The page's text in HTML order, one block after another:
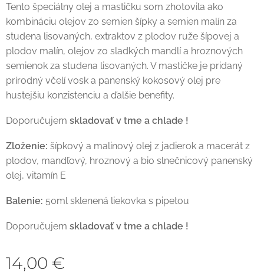
Tento špeciálny olej a mastičku som zhotovila ako
kombináciu olejov zo semien šípky a semien malín za
studena lisovaných, extraktov z plodov ruže šípovej a
plodov malín, olejov zo sladkých mandlí a hroznových
semienok za studena lisovaných. V mastičke je pridaný
prírodný včelí vosk a panenský kokosový olej pre
hustejšiu konzistenciu a ďalšie benefity.
Doporučujem skladovať v tme a chlade !
Zloženie: šípkový a malinový olej z jadierok a macerát z
plodov, mandľový, hroznový a bio slnečnicový panenský
olej, vitamín E
Balenie: 50ml sklenená liekovka s pipetou
Doporučujem skladovať v tme a chlade !
14,00 €